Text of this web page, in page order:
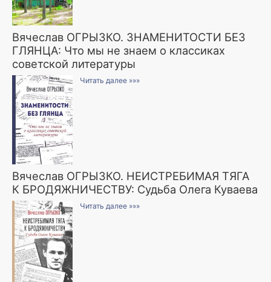
Вячеслав ОГРЫЗКО. ЗНАМЕНИТОСТИ БЕЗ
ГЛЯНЦА: Что мы не знаем о классиках
советской литературы
Читать далее »»»
Вячеслав ОГРЫЗКО. НЕИСТРЕБИМАЯ ТЯГА
К БРОДЯЖНИЧЕСТВУ: Судьба Олега Куваева
Читать далее »»»